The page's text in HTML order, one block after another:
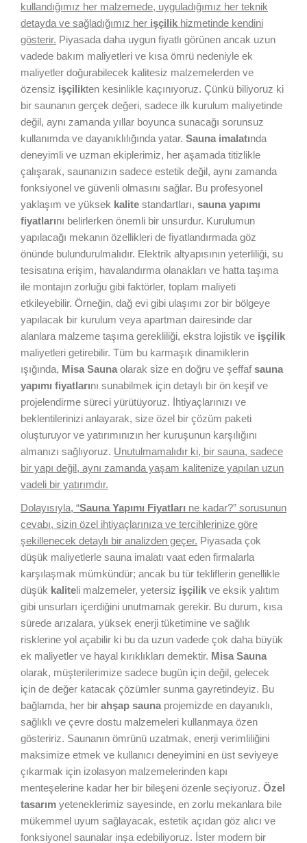
kullandığımız her malzemede, uyguladığımız her teknik
detayda ve sağladığımız her işçilik hizmetinde kendini
gösterir. Piyasada daha uygun fiyatlı görünen ancak uzun
vadede bakım maliyetleri ve kısa ömrü nedeniyle ek
maliyetler doğurabilecek kalitesiz malzemelerden ve
özensiz işçilikten kesinlikle kaçınıyoruz. Çünkü biliyoruz ki
bir saunanın gerçek değeri, sadece ilk kurulum maliyetinde
değil, aynı zamanda yıllar boyunca sunacağı sorunsuz
kullanımda ve dayanıklılığında yatar. Sauna imalatında
deneyimli ve uzman ekiplerimiz, her aşamada titizlikle
çalışarak, saunanızın sadece estetik değil, aynı zamanda
fonksiyonel ve güvenli olmasını sağlar. Bu profesyonel
yaklaşım ve yüksek kalite standartları, sauna yapımı
fiyatlarını belirlerken önemli bir unsurdur. Kurulumun
yapılacağı mekanın özellikleri de fiyatlandırmada göz
önünde bulundurulmalıdır. Elektrik altyapısının yeterliliği, su
tesisatına erişim, havalandırma olanakları ve hatta taşıma
ile montajın zorluğu gibi faktörler, toplam maliyeti
etkileyebilir. Örneğin, dağ evi gibi ulaşımı zor bir bölgeye
yapılacak bir kurulum veya apartman dairesinde dar
alanlara malzeme taşıma gerekliliği, ekstra lojistik ve işçilik
maliyetleri getirebilir. Tüm bu karmaşık dinamiklerin
ışığında, Misa Sauna olarak size en doğru ve şeffafsauna
yapımı fiyatlarını sunabilmek için detaylı bir ön keşif ve
projelendirme süreci yürütüyoruz. İhtiyaçlarınızı ve
beklentilerinizi anlayarak, size özel bir çözüm paketi
oluşturuyor ve yatırımınızın her kuruşunun karşılığını
almanızı sağlıyoruz. Unutulmamalıdır ki, bir sauna, sadece
bir yapı değil, aynı zamanda yaşam kalitenize yapılan uzun
vadeli bir yatırımdır.
Dolayısıyla, “Sauna Yapımı Fiyatları ne kadar?” sorusunun
cevabı, sizin özel ihtiyaçlarınıza ve tercihlerinize göre
şekillenecek detaylı bir analizden geçer. Piyasada çok
düşük maliyetlerle sauna imalatı vaat eden firmalarla
karşılaşmak mümkündür; ancak bu tür tekliflerin genellikle
düşük kaliteli malzemeler, yetersiz işçilik ve eksik yalıtım
gibi unsurları içerdiğini unutmamak gerekir. Bu durum, kısa
sürede arızalara, yüksek enerji tüketimine ve sağlık
risklerine yol açabilir ki bu da uzun vadede çok daha büyük
ek maliyetler ve hayal kırıklıkları demektir. Misa Sauna
olarak, müşterilerimize sadece bugün için değil, gelecek
için de değer katacak çözümler sunma gayretindeyiz. Bu
bağlamda, her bir ahşap sauna projemizde en dayanıklı,
sağlıklı ve çevre dostu malzemeleri kullanmaya özen
gösteririz. Saunanın ömrünü uzatmak, enerji verimliliğini
maksimize etmek ve kullanıcı deneyimini en üst seviyeye
çıkarmak için izolasyon malzemelerinden kapı
menteşelerine kadar her bir bileşeni özenle seçiyoruz. Özel
tasarım yeteneklerimiz sayesinde, en zorlu mekanlara bile
mükemmel uyum sağlayacak, estetik açıdan göz alıcı ve
fonksiyonel saunalar inşa edebiliyoruz. İster modern bir